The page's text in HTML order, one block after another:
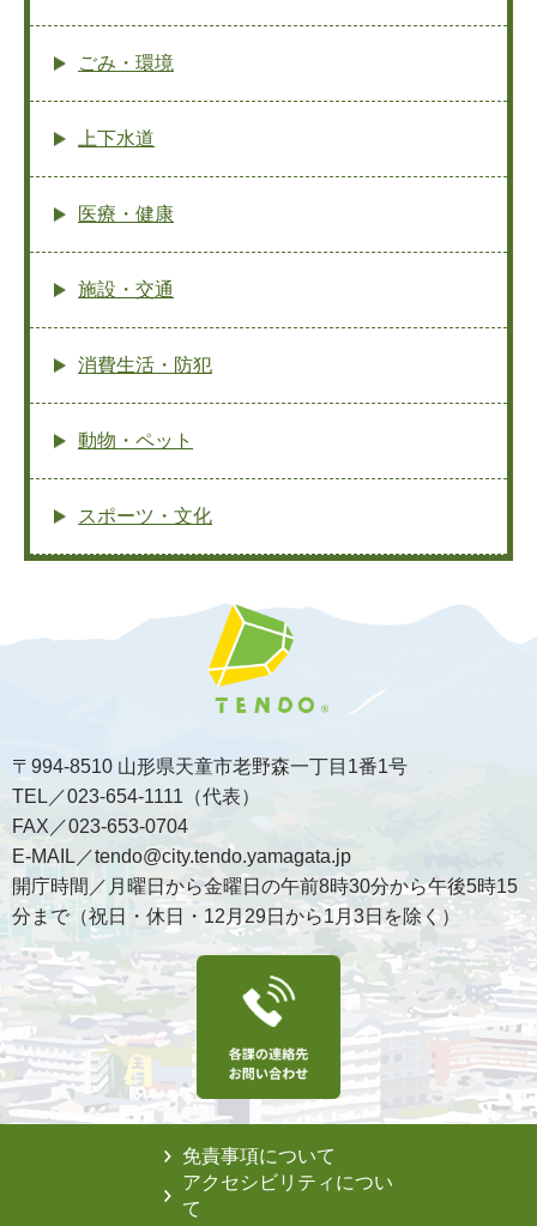
ごみ・環境
上下水道
医療・健康
施設・交通
消費生活・防犯
動物・ペット
スポーツ・文化
〒994-8510 山形県天童市老野森一丁目1番1号
TEL／023-654-1111（代表）
FAX／023-653-0704
E-MAIL／tendo@city.tendo.yamagata.jp
開庁時間／月曜日から金曜日の午前8時30分から午後5時15
分まで（祝日・休日・12月29日から1月3日を除く）
免責事項について
アクセシビリティについ
て